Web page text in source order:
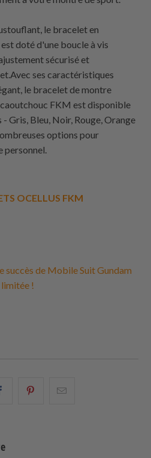
le bracelet en
doté d'une boucle à vis
sécurisé et
ses caractéristiques
le bracelet de montre
FKM est disponible
Gris, Bleu, Noir, Rouge, Orange
options pour
personnel.
OCELLUS FKM
succès de Mobile Suit Gundam
!
Partager Partagez